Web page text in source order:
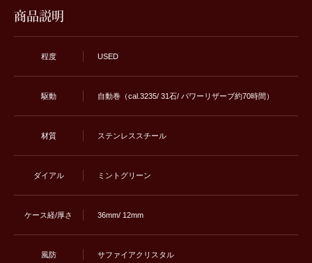
商品説明
程度 USED
駆動 自動巻（cal.3235/ 31石/ パワーリザーブ約70時間）
材質 ステンレススチール
ダイアル ミントグリーン
ケース経/厚さ 36mm/ 12mm
風防 サファイアクリスタル